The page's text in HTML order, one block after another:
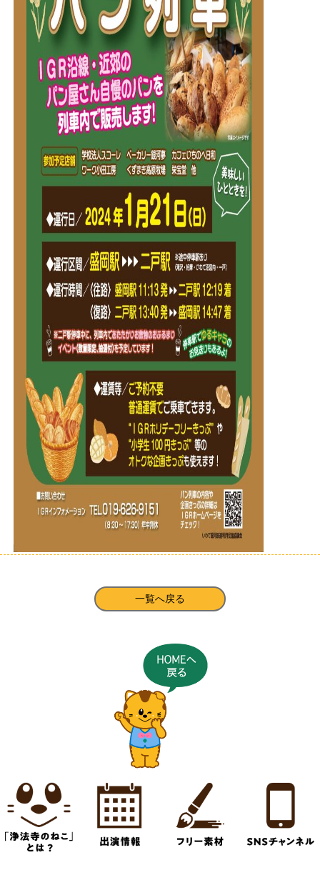
一覧へ戻る